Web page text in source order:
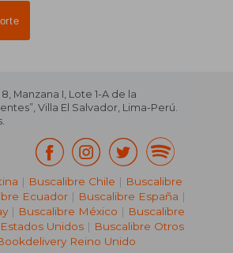
8, Manzana I, Lote 1-A de la
Villa El Salvador, Lima-Perú.
| Buscalibre Chile | Buscalibre
Ecuador | Buscalibre España |
| Buscalibre México | Buscalibre
Unidos| Buscalibre Otros
Reino Unido